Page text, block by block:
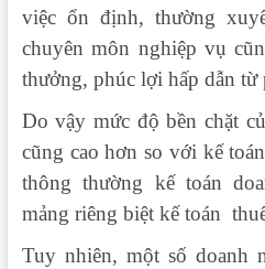
việc ổn định, thường
chuyên môn nghiệp vụ
thưởng, phúc lợi hấp dẫn từ
Do vậy mức độ bền chặt
cũng cao hơn so với kế
thông thường kế toán
mảng riêng biệt kế toán
Tuy nhiên, một số doanh